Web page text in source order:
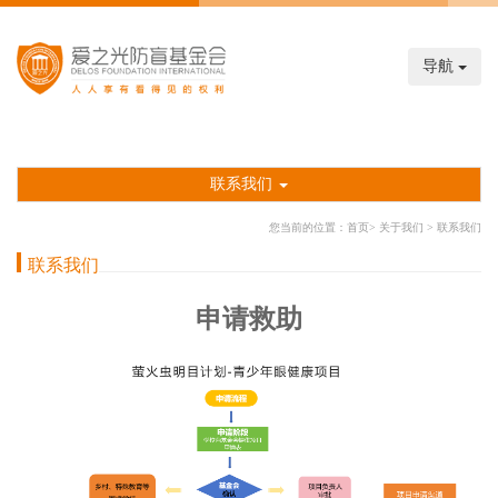
导航
联系我们
您当前的位置： 首页> 关于我们 > 联系我们
联系我们
申请救助